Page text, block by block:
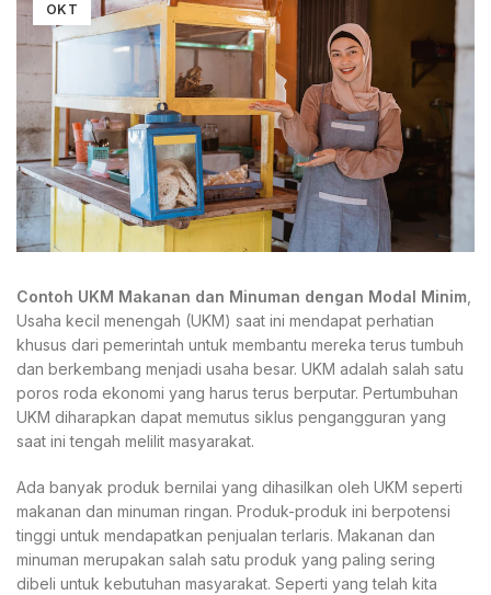
OKT
Contoh UKM Makanan dan Minuman dengan Modal Minim
Usaha kecil menengah (UKM) saat ini mendapat perhatian
khusus dari pemerintah untuk membantu mereka terus tumbuh
dan berkembang menjadi usaha besar. UKM adalah salah satu
poros roda ekonomi yang harus terus berputar. Pertumbuhan
UKM diharapkan dapat memutus siklus pengangguran yang
saat ini tengah melilit masyarakat.
Ada banyak produk bernilai yang dihasilkan oleh UKM seperti
makanan dan minuman ringan. Produk-produk ini berpotensi
tinggi untuk mendapatkan penjualan terlaris. Makanan dan
minuman merupakan salah satu produk yang paling sering
dibeli untuk kebutuhan masyarakat. Seperti yang telah kita